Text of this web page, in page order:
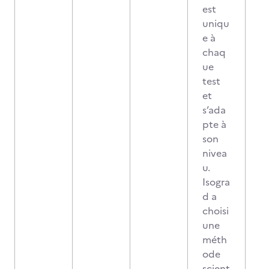
est
uniqu
e à
chaq
ue
test
et
s’ada
pte à
son
nivea
u.
Isogra
d a
choisi
une
méth
ode